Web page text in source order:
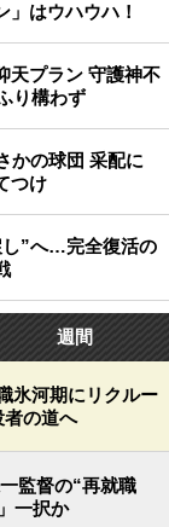
」はウハウハ！
天プラン 守護神不
り構わず
かの球団 采配に
つけ
し”へ…完全復活の
週間
氷河期にリクルー
者の道へ
監督の“再就職
一択か